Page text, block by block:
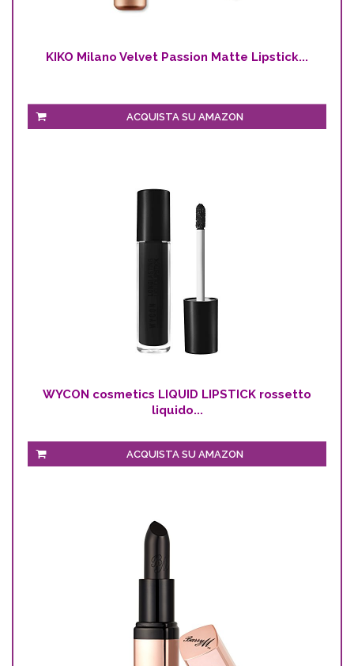
KIKO Milano Velvet Passion Matte Lipstick...
ACQUISTA SU AMAZON
WYCON cosmetics LIQUID LIPSTICK rossetto
liquido...
ACQUISTA SU AMAZON